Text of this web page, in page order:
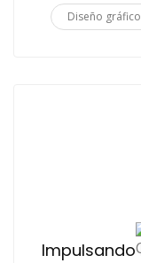
Diseño gráfico